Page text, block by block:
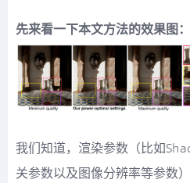
先来看一下本文方法的效果图：
我们知道，渲染参数（比如
关参数以及图像分辨率等参数